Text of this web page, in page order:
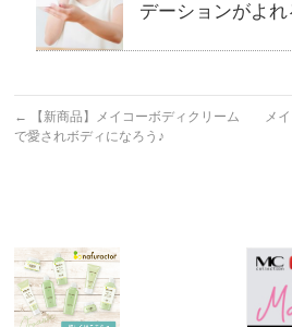
デーションがよ
←
【新商品】メイコーボディクリーム
で愛されボディになろう♪
メ